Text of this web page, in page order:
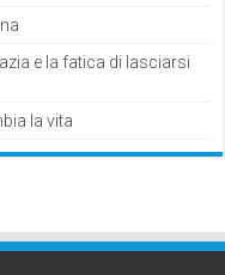
e la fatica di lasciarsi
la vita